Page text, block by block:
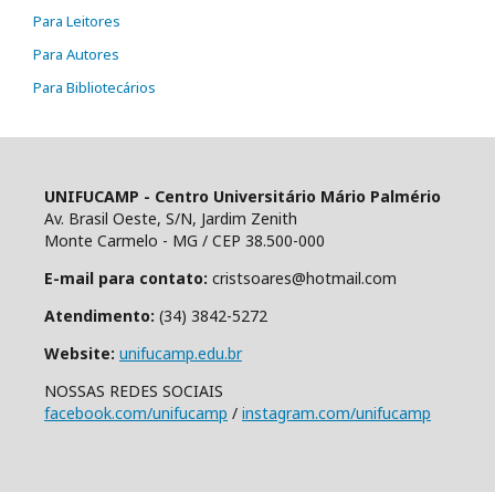
Para Leitores
Para Autores
Para Bibliotecários
UNIFUCAMP - Centro Universitário Mário Palmério
Av. Brasil Oeste, S/N, Jardim Zenith
Monte Carmelo - MG / CEP 38.500-000
E-mail para contato: cristsoares@hotmail.com
Atendimento: (34) 3842-5272
Website: unifucamp.edu.br
NOSSAS REDES SOCIAIS
facebook.com/unifucamp / instagram.com/unifucamp